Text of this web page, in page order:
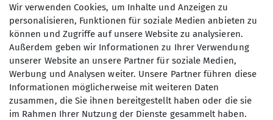
Anfrage senden
Maximale Teilnehmeranzahl
8
Wir verwenden Cookies, um Inhalte und Anzeigen zu
personalisieren, Funktionen für soziale Medien anbieten zu
können und Zugriffe auf unsere Website zu analysieren.
Außerdem geben wir Informationen zu Ihrer Verwendung
unserer Website an unsere Partner für soziale Medien,
Werbung und Analysen weiter. Unsere Partner führen diese
Informationen möglicherweise mit weiteren Daten
zusammen, die Sie ihnen bereitgestellt haben oder die sie
im Rahmen Ihrer Nutzung der Dienste gesammelt haben.